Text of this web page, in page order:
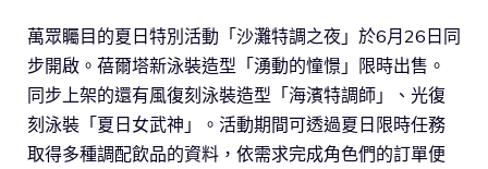
萬眾矚目的夏日特別活動「沙灘特調之夜」於6月26日同
步開啟。蓓爾塔新泳裝造型「湧動的憧憬」限時出售。
同步上架的還有風復刻泳裝造型「海濱特調師」、光復
刻泳裝「夏日女武神」。活動期間可透過夏日限時任務
取得多種調配飲品的資料，依需求完成角色們的訂單便